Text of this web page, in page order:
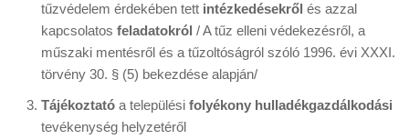
tűzvédelem érdekében tett intézkedésekről és azzal
kapcsolatos feladatokról / A tűz elleni védekezésről, a
műszaki mentésről és a tűzoltóságról szóló 1996. évi XXXI.
törvény 30. § (5) bekezdése alapján/
Tájékoztató a települési folyékony hulladékgazdálkodási
tevékenység helyzetéről